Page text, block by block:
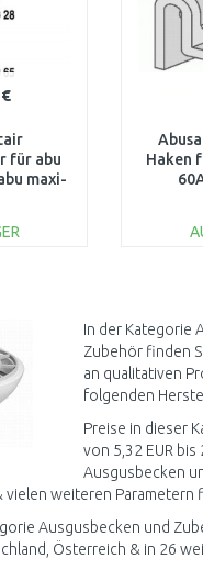
für abu
maxi-
Haken
In der Kategorie
Zubehör finden
an qualitativen
folgenden
Preise in dieser
von 5,32 EUR bis
Ausgusbecken
vielen weiteren Parametern
Ausgusbecken und
Österreich & in 26